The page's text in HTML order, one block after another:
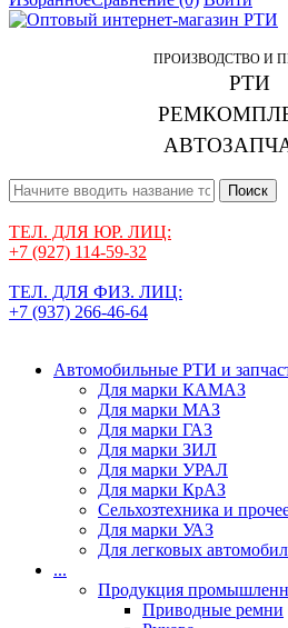
ПРОИЗВОДСТВО И
РТИ
Поиск
ТЕЛ. ДЛЯ ЮР. ЛИЦ:
+7 (927) 114-59-32
ТЕЛ. ДЛЯ ФИЗ. ЛИЦ:
+7 (937) 266-46-64
Автомобильные РТИ и
Для марки КАМАЗ
Для марки МАЗ
Для марки ГАЗ
Для марки ЗИЛ
Для марки УРАЛ
Для марки КрАЗ
Сельхозтехника и
Для марки УАЗ
Для легковых
...
Продукция
Приводные ремни